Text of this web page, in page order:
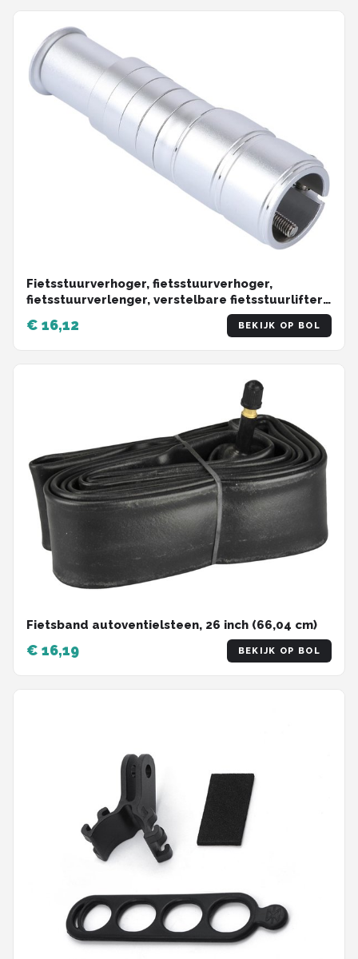
Fietsstuurverhoger, fietsstuurverhoger,
fietsstuurverlenger, verstelbare fietsstuurlifter,
heftrucklifter, verlengstang - zilver
€ 16,12 BEKIJK OP BOL
Fietsband autoventielsteen, 26 inch (66,04 cm)
€ 16,19 BEKIJK OP BOL